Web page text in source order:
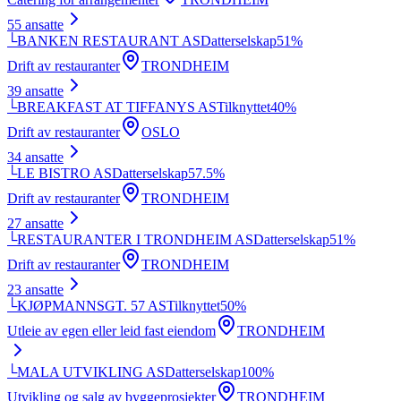
55 ansatte
└BANKEN RESTAURANT ASDatterselskap51%
Drift av restauranter
TRONDHEIM
39 ansatte
└BREAKFAST AT TIFFANYS ASTilknyttet40%
Drift av restauranter
OSLO
34 ansatte
└LE BISTRO ASDatterselskap57.5%
Drift av restauranter
TRONDHEIM
27 ansatte
└RESTAURANTER I TRONDHEIM ASDatterselskap51%
Drift av restauranter
TRONDHEIM
23 ansatte
└KJØPMANNSGT. 57 ASTilknyttet50%
Utleie av egen eller leid fast eiendom
TRONDHEIM
└MALA UTVIKLING ASDatterselskap100%
Utvikling og salg av byggeprosjekter
TRONDHEIM